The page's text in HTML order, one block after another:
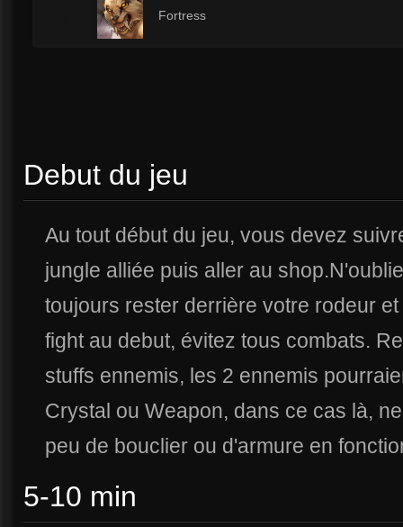
Fortress
Debut du jeu
Au tout début du jeu, vous devez
jungle alliée puis aller au
toujours rester derrière votre rodeur
fight au debut, évitez tous combats.
stuffs ennemis, les 2 ennemis
Crystal ou Weapon, dans ce cas là,
peu de bouclier ou d'armure en
5-10 min